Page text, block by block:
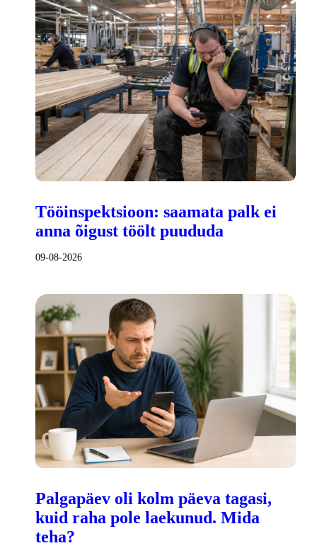
Tööinspektsioon: saamata palk ei
anna õigust töölt puududa
09-08-2026
Palgapäev oli kolm päeva tagasi,
kuid raha pole laekunud. Mida
teha?